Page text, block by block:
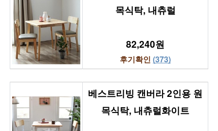
목식탁, 내츄럴
82,240원
후기확인 (373)
베스트리빙 캔버라 2인용 원
목식탁, 내츄럴화이트